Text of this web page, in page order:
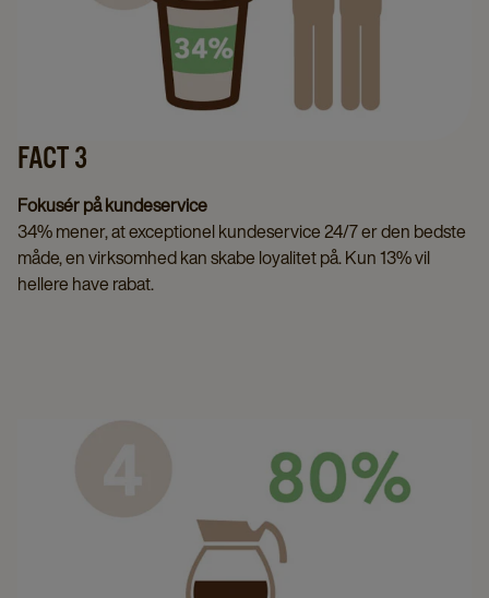
FACT 3
Fokusér på kundeservice
34% mener, at exceptionel kundeservice 24/7 er den bedste
måde, en virksomhed kan skabe loyalitet på. Kun 13% vil
hellere have rabat.